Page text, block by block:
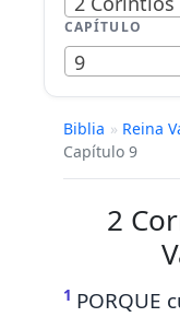
CAPÍTULO
9
Biblia » Reina
Capítulo 9
2
1 PORQUE